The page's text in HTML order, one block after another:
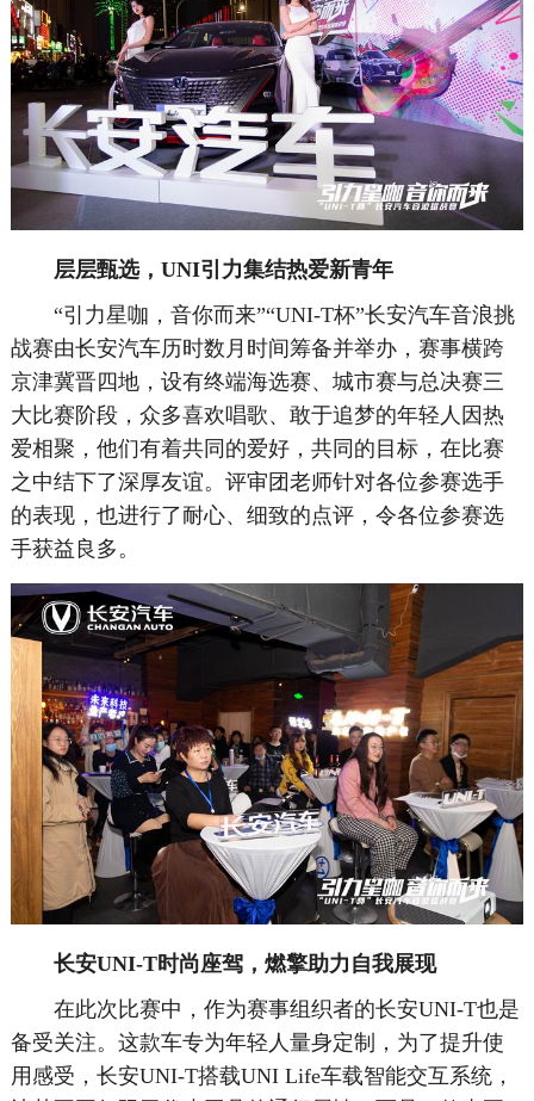
层层甄选，UNI引力集结热爱新青年
“引力星咖，音你而来”“UNI-T杯”长安汽车音浪挑
战赛由长安汽车历时数月时间筹备并举办，赛事横跨
京津冀晋四地，设有终端海选赛、城市赛与总决赛三
大比赛阶段，众多喜欢唱歌、敢于追梦的年轻人因热
爱相聚，他们有着共同的爱好，共同的目标，在比赛
之中结下了深厚友谊。评审团老师针对各位参赛选手
的表现，也进行了耐心、细致的点评，令各位参赛选
手获益良多。
长安UNI-T时尚座驾，燃擎助力自我展现
在此次比赛中，作为赛事组织者的长安UNI-T也是
备受关注。这款车专为年轻人量身定制，为了提升使
用感受，长安UNI-T搭载UNI Life车载智能交互系统，